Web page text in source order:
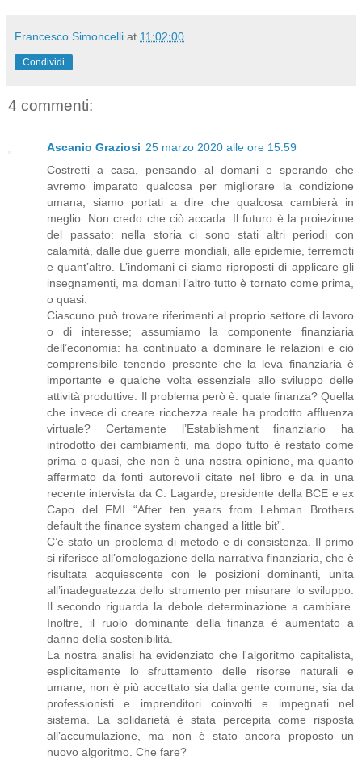
Francesco Simoncelli at 11:02:00
Condividi
4 commenti:
Ascanio Graziosi 25 marzo 2020 alle ore 15:59
Costretti a casa, pensando al domani e sperando che
avremo imparato qualcosa per migliorare la condizione
umana, siamo portati a dire che qualcosa cambierà in
meglio. Non credo che ciò accada. Il futuro è la proiezione
del passato: nella storia ci sono stati altri periodi con
calamità, dalle due guerre mondiali, alle epidemie, terremoti
e quant’altro. L’indomani ci siamo riproposti di applicare gli
insegnamenti, ma domani l’altro tutto è tornato come prima,
o quasi.
Ciascuno può trovare riferimenti al proprio settore di lavoro
o di interesse; assumiamo la componente finanziaria
dell’economia: ha continuato a dominare le relazioni e ciò
comprensibile tenendo presente che la leva finanziaria è
importante e qualche volta essenziale allo sviluppo delle
attività produttive. Il problema però è: quale finanza? Quella
che invece di creare ricchezza reale ha prodotto affluenza
virtuale? Certamente l’Establishment finanziario ha
introdotto dei cambiamenti, ma dopo tutto è restato come
prima o quasi, che non è una nostra opinione, ma quanto
affermato da fonti autorevoli citate nel libro e da in una
recente intervista da C. Lagarde, presidente della BCE e ex
Capo del FMI “After ten years from Lehman Brothers
default the finance system changed a little bit”.
C’è stato un problema di metodo e di consistenza. Il primo
si riferisce all’omologazione della narrativa finanziaria, che è
risultata acquiescente con le posizioni dominanti, unita
all’inadeguatezza dello strumento per misurare lo sviluppo.
Il secondo riguarda la debole determinazione a cambiare.
Inoltre, il ruolo dominante della finanza è aumentato a
danno della sostenibilità.
La nostra analisi ha evidenziato che l'algoritmo capitalista,
esplicitamente lo sfruttamento delle risorse naturali e
umane, non è più accettato sia dalla gente comune, sia da
professionisti e imprenditori coinvolti e impegnati nel
sistema. La solidarietà è stata percepita come risposta
all’accumulazione, ma non è stato ancora proposto un
nuovo algoritmo. Che fare?